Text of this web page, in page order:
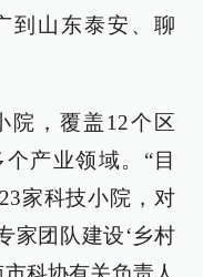
到山东泰安、聊
院，覆盖12个区
产业领域。“目
家科技小院，对
家团队建设‘乡村